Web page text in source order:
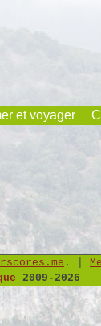
et voyager
.
2009-2026